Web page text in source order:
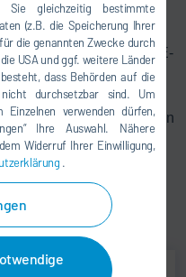
Sie gleichzeitig bestimmte
(z.B. die Speicherung Ihrer
die genannten Zwecke durch
USA und ggf. weitere Länder
dass Behörden auf die
durchsetzbar sind. Um
verwenden dürfen,
Ihre Auswahl. Nähere
Widerruf Ihrer Einwilligung,
.
, Produkt- oder
Sie dafür das
Sie sich direkt per E-
Adresse. So
und einheitlichen
effizient empfangen